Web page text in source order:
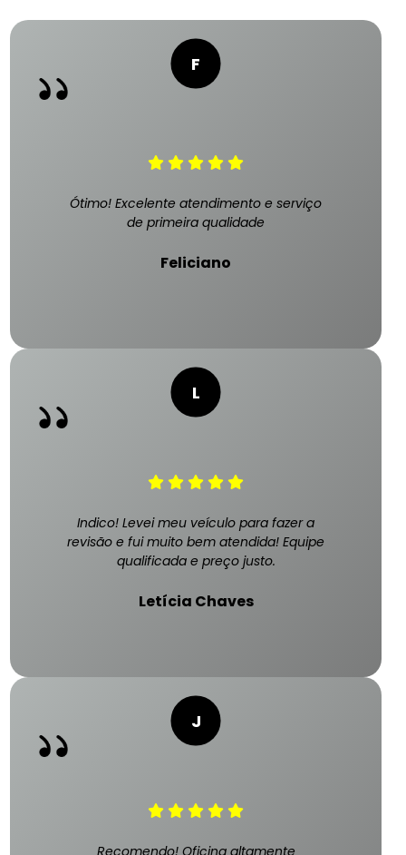
Ótimo! Excelente atendimento e serviço
de primeira qualidade
Feliciano
Indico! Levei meu veículo para fazer a
revisão e fui muito bem atendida! Equipe
qualificada e preço justo.
Letícia Chaves
Recomendo! Oficina altamente